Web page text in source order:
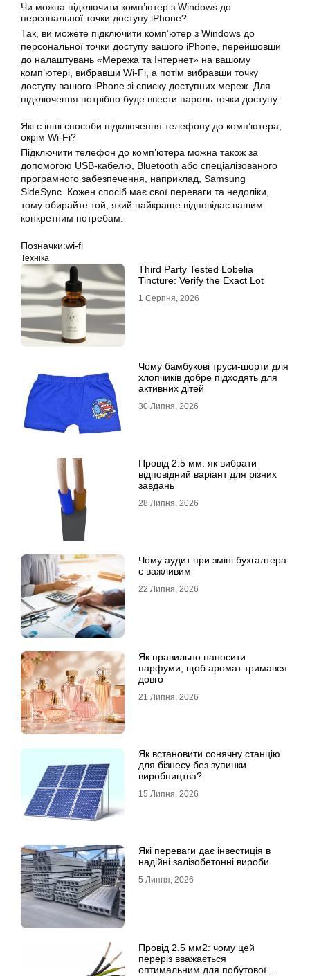
Чи можна підключити комп’ютер з Windows до
персональної точки доступу iPhone?
Так, ви можете підключити комп’ютер з Windows до
персональної точки доступу вашого iPhone, перейшовши
до налаштувань «Мережа та Інтернет» на вашому
комп’ютері, вибравши Wi-Fi, а потім вибравши точку
доступу вашого iPhone зі списку доступних мереж. Для
підключення потрібно буде ввести пароль точки доступу.
Які є інші способи підключення телефону до комп’ютера,
окрім Wi-Fi?
Підключити телефон до комп’ютера можна також за
допомогою USB-кабелю, Bluetooth або спеціалізованого
програмного забезпечення, наприклад, Samsung
SideSync. Кожен спосіб має свої переваги та недоліки,
тому обирайте той, який найкраще відповідає вашим
конкретним потребам.
Позначки:wi-fi
Техніка
Third Party Tested Lobelia
Tincture: Verify the Exact Lot
1 Серпня, 2026
Чому бамбукові труси-шорти для
хлопчиків добре підходять для
активних дітей
30 Липня, 2026
Провід 2.5 мм: як вибрати
відповідний варіант для різних
завдань
28 Липня, 2026
Чому аудит при зміні бухгалтера
є важливим
22 Липня, 2026
Як правильно наносити
парфуми, щоб аромат тримався
довго
21 Липня, 2026
Як встановити сонячну станцію
для бізнесу без зупинки
виробництва?
15 Липня, 2026
Які переваги дає інвестиція в
надійні залізобетонні вироби
5 Липня, 2026
Провід 2.5 мм2: чому цей
переріз вважається
оптимальним для побутової